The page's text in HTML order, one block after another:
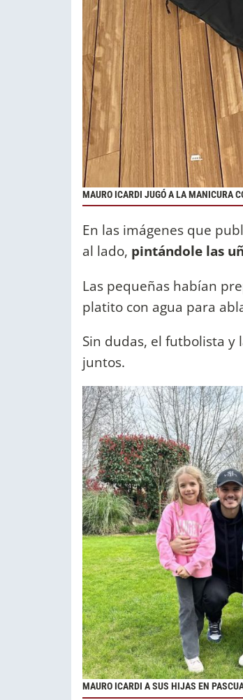
MAURO ICARDI JUGÓ A LA MANICURA
En las imágenes que
al lado, pintándole las
Las pequeñas habían
platito con agua para
Sin dudas, el futbolista
juntos.
MAURO ICARDI A SUS HIJAS EN